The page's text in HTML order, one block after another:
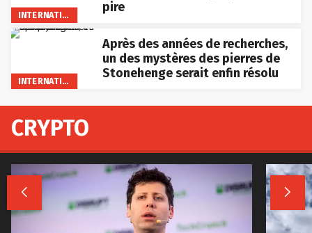
INTERNATIONAL
pire
INTERNATIONAL
Après des années de recherches,
un des mystères des pierres de
Stonehenge serait enfin résolu
CRYPTO
 